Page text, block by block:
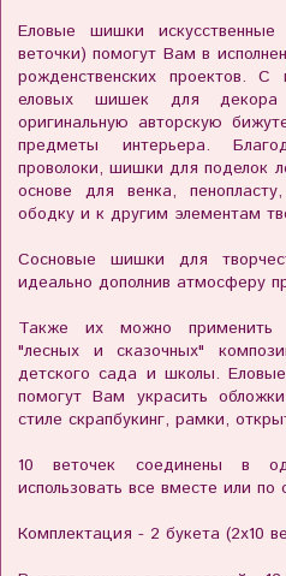
Еловые шишки
веточки) помогут Вам в
рожденственских проектов. С
еловых шишек для декора
оригинальную авторскую
предметы интерьера.
проволоки, шишки для поделок
основе для венка,
ободку и к другим элементам
Сосновые шишки для
идеально дополнив атмосферу
Также их можно применить
"лесных и сказочных"
детского сада и школы.
помогут Вам украсить
стиле скрапбукинг, рамки,
10 веточек соединены в
использовать все вместе или по
Комплектация - 2 букета (2х10